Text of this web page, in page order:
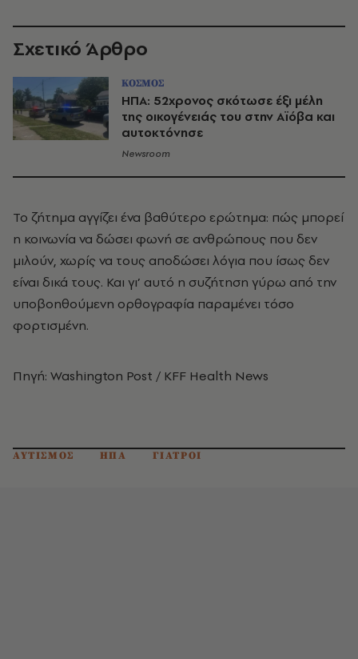
Σχετικό Άρθρο
ΚΟΣΜΟΣ
ΗΠΑ: 52χρονος σκότωσε έξι μέλη
της οικογένειάς του στην Αϊόβα και
αυτοκτόνησε
Newsroom
Το ζήτημα αγγίζει ένα βαθύτερο ερώτημα: πώς μπορεί
η κοινωνία να δώσει φωνή σε ανθρώπους που δεν
μιλούν, χωρίς να τους αποδώσει λόγια που ίσως δεν
είναι δικά τους. Και γι’ αυτό η συζήτηση γύρω από την
υποβοηθούμενη ορθογραφία παραμένει τόσο
φορτισμένη.
Πηγή: Washington Post / KFF Health News
ΑΥΤΙΣΜΟΣ ΗΠΑ ΓΙΑΤΡΟΙ